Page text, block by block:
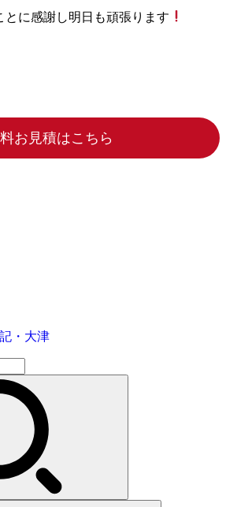
とに感謝し明日も頑張ります
お見積はこちら
・大津